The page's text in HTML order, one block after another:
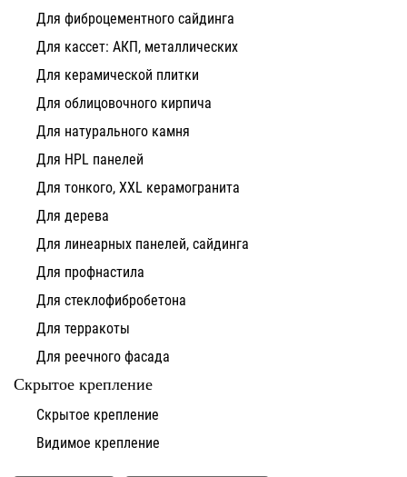
Для фиброцементного сайдинга
Для кассет: АКП, металлических
Для керамической плитки
Для облицовочного кирпича
Для натурального камня
Для HPL панелей
Для тонкого, XXL керамогранита
Для дерева
Для линеарных панелей, сайдинга
Для профнастила
Для стеклофибробетона
Для терракоты
Для реечного фасада
Скрытое крепление
Скрытое крепление
Видимое крепление